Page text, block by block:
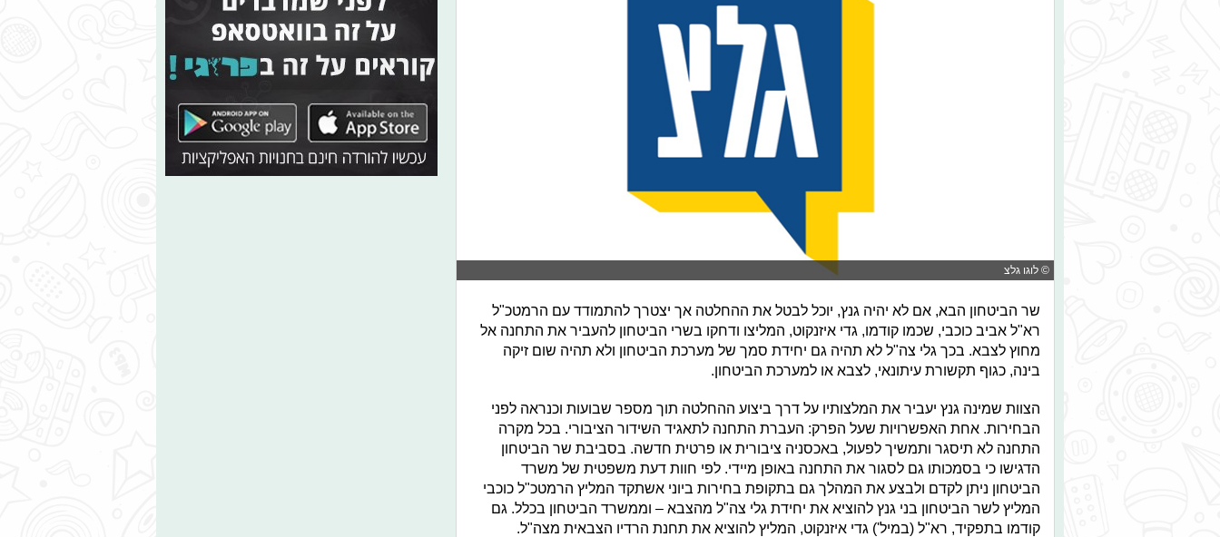
© לוגו גלצ
שר הביטחון הבא, אם לא יהיה גנץ, יוכל לבטל את ההחלטה אך יצטרך להתמודד עם הרמטכ"ל
רא"ל אביב כוכבי, שכמו קודמו, גדי איזנקוט, המליצו ודחקו בשרי הביטחון להעביר את התחנה אל
מחוץ לצבא. בכך גלי צה"ל לא תהיה גם יחידת סמך של מערכת הביטחון ולא תהיה שום זיקה
בינה, כגוף תקשורת עיתונאי, לצבא או למערכת הביטחון.
הצוות שמינה גנץ יעביר את המלצותיו על דרך ביצוע ההחלטה תוך מספר שבועות וכנראה לפני
הבחירות. אחת האפשרויות שעל הפרק: העברת התחנה לתאגיד השידור הציבורי. בכל מקרה
התחנה לא תיסגר ותמשיך לפעול, באכסניה ציבורית או פרטית חדשה. בסביבת שר הביטחון
הדגישו כי בסמכותו גם לסגור את התחנה באופן מיידי. לפי חוות דעת משפטית של משרד
הביטחון ניתן לקדם ולבצע את המהלך גם בתקופת בחירות ביוני אשתקד המליץ הרמטכ"ל כוכבי
המליץ לשר הביטחון בני גנץ להוציא את יחידת גלי צה"ל מהצבא – וממשרד הביטחון בכלל. גם
קודמו בתפקיד, רא"ל (במיל') גדי איזנקוט, המליץ להוציא את תחנת הרדיו הצבאית מצה"ל.